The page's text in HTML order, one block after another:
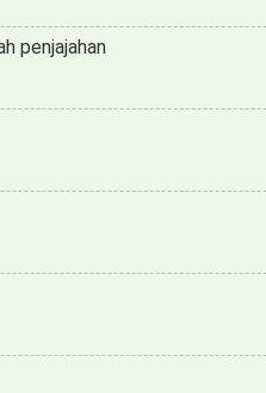
penjajahan